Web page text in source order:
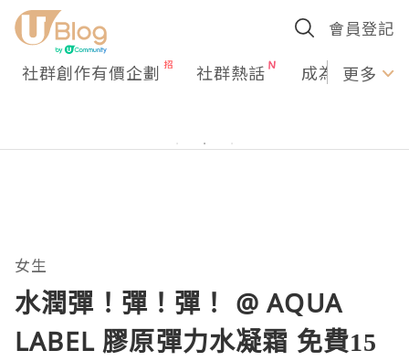
會員登記
社群創作有價企劃 社群熱話 成為U更多
女生
水潤彈！彈！彈！ @ AQUA
LABEL 膠原彈力水凝霜 免費15